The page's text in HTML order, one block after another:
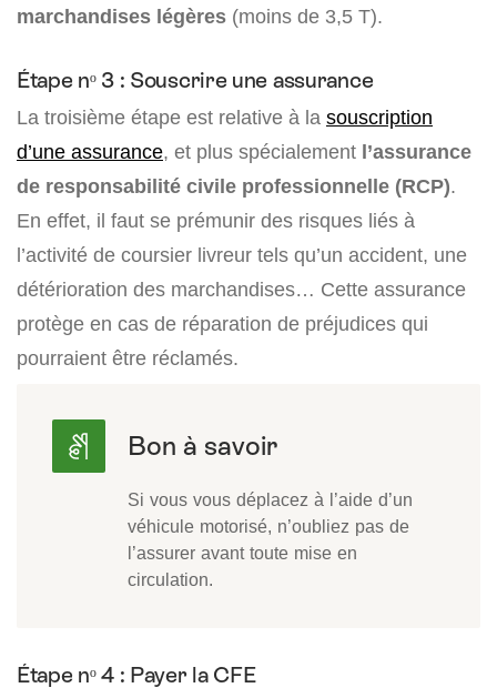
marchandises légères (moins de 3,5 T).
Étape nᵒ 3 : Souscrire une assurance
La troisième étape est relative à la souscription
d’une assurance, et plus spécialement l’assurance
de responsabilité civile professionnelle (RCP).
En effet, il faut se prémunir des risques liés à
l’activité de coursier livreur tels qu’un accident, une
détérioration des marchandises… Cette assurance
protège en cas de réparation de préjudices qui
pourraient être réclamés.
Si vous vous déplacez à l’aide d’un
véhicule motorisé, n’oubliez pas de
l’assurer avant toute mise en
circulation.
Étape nᵒ 4 : Payer la CFE